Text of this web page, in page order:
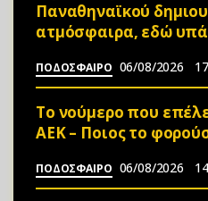
Παναθηναϊκού
ατμόσφαιρα, εδώ
ΠΟΔΟΣΦΑΙΡΟ 06/08/2026
Το νούμερο που
ΑΕΚ – Ποιος το
ΠΟΔΟΣΦΑΙΡΟ 06/08/2026